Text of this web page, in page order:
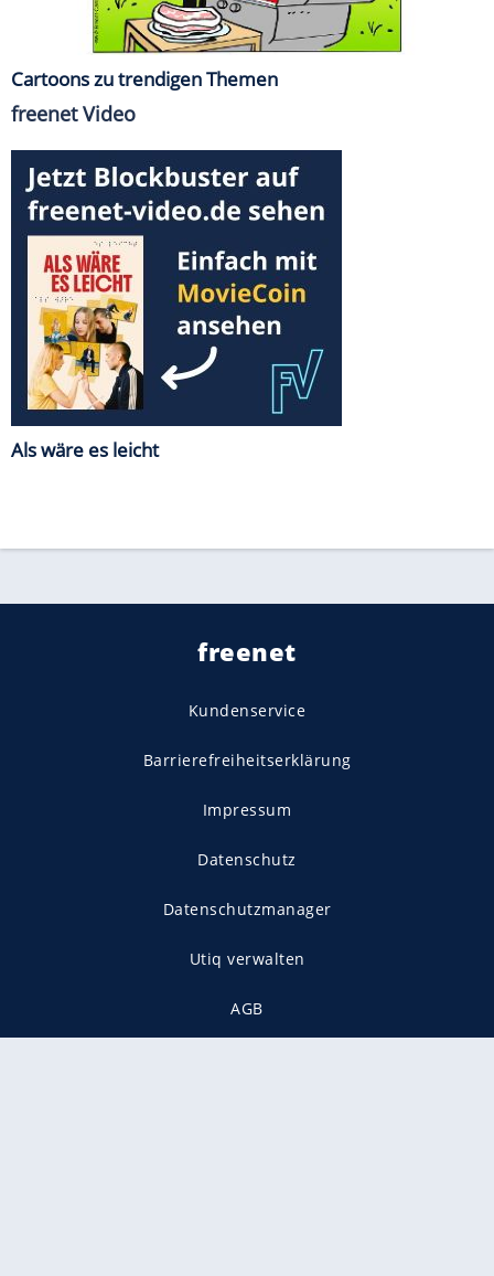
Cartoons zu trendigen Themen
freenet Video
Als wäre es leicht
freenet
Kundenservice
Barrierefreiheitserklärung
Impressum
Datenschutz
Datenschutzmanager
Utiq verwalten
AGB